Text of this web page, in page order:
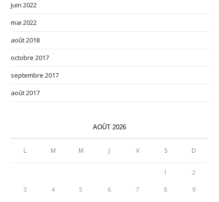
juin 2022
mai 2022
août 2018
octobre 2017
septembre 2017
août 2017
AOÛT 2026
L M M J V S D
1 2
3 4 5 6 7 8 9